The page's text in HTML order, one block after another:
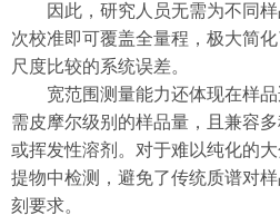
因此，研究人员无需为不同样
次校准即可覆盖全量程，极大简
尺度比较的系统误差。
宽范围测量能力还体现在样品
需皮摩尔级别的样品量，且兼容
或挥发性溶剂。对于难以纯化的
提物中检测，避免了传统质谱对
刻要求。